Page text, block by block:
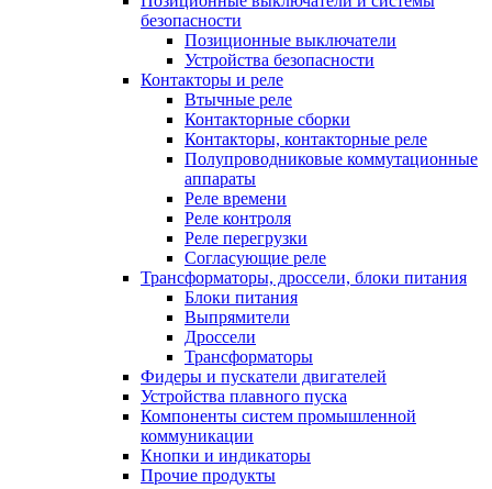
безопасности
Позиционные выключатели
Устройства безопасности
Контакторы и реле
Втычные реле
Контакторные сборки
Контакторы, контакторные реле
Полупроводниковые коммутационные
аппараты
Реле времени
Реле контроля
Реле перегрузки
Согласующие реле
Трансформаторы, дроссели, блоки питания
Блоки питания
Выпрямители
Дроссели
Трансформаторы
Фидеры и пускатели двигателей
Устройства плавного пуска
Компоненты систем промышленной
коммуникации
Кнопки и индикаторы
Прочие продукты